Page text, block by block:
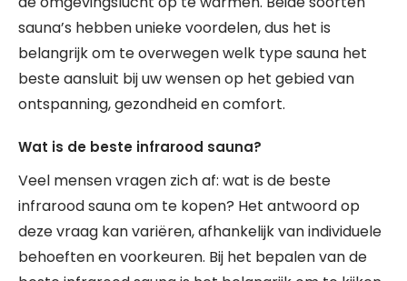
sauna’s hebben unieke voordelen, dus het is
belangrijk om te overwegen welk type sauna het
beste aansluit bij uw wensen op het gebied van
ontspanning, gezondheid en comfort.
Wat is de beste infrarood sauna?
Veel mensen vragen zich af: wat is de beste
infrarood sauna om te kopen? Het antwoord op
deze vraag kan variëren, afhankelijk van individuele
behoeften en voorkeuren. Bij het bepalen van de